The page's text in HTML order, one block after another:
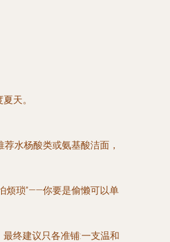
天。
水杨酸类或氨基酸洁面，
烦琐”——你要是偷懒可以单
终建议只各准铺:一支温和